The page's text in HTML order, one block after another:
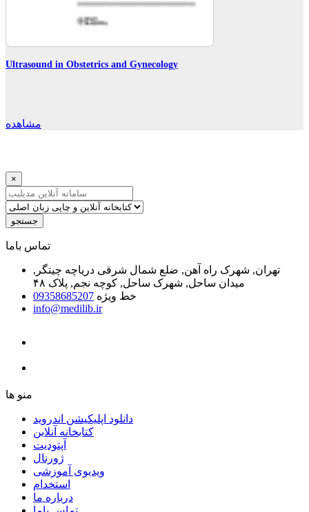
Ultrasound in Obstetrics and Gynecology
مشاهده
×
جستجو
ﺗﻤﺎﺱ ﺑﺎﻣﺎ
تهران, شهرک راه آهن, ضلع شمال شرقی دریاچه چیتگر,
میدان ساحل, شهرک ساحل, کوچه نجم, پلاک ۴۸
خط ویژه 09358685207
info@medilib.ir
ﻣﻨﻮ ﻫﺎ
دانلود اپلیکیشن اندروید
ﮐﺘﺎﺑﺨﺎﻧﻪ ﺁﻧﻼﯾﻦ
ﺁﭘﺘﻮﺩﯾﺖ
ﮊﻭﺭﻧﺎﻝ
ویدیوی آموزشی
استخدام
درباره ما